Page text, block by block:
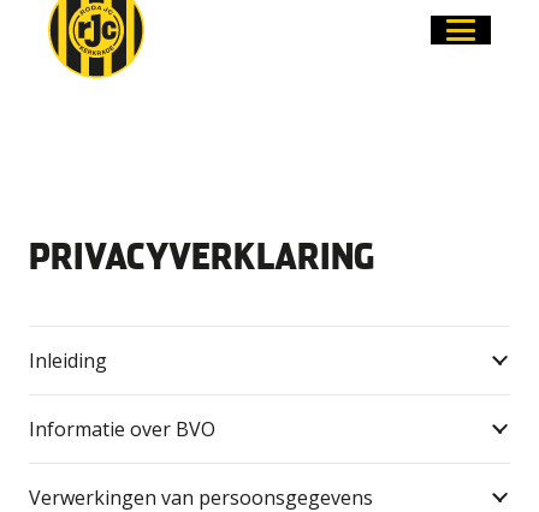
PRIVACYVERKLARING
Inleiding
Informatie over BVO
Verwerkingen van persoonsgegevens